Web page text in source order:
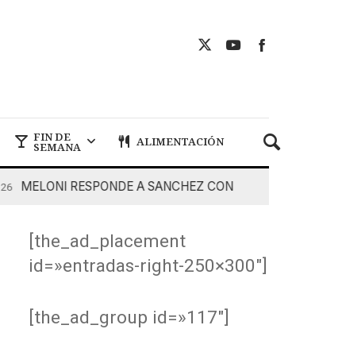
FIN DE
SEMANA ALIMENTACIÓN
MELONI RESPONDE A SANCHEZ CON DUREZA
[the_ad_placement
id=»entradas-right-250×300″]
[the_ad_group id=»117″]